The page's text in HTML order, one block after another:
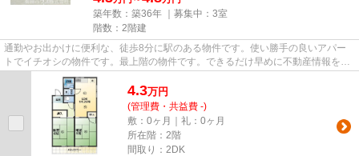
築年数：築36年 ｜募集中： 3室
階数：2階建
通勤やお出かけに便利な、徒歩8分に駅のある物件です。使い勝手の良いアパー
トでイチオシの物件です。最上階の物件です。できるだけ早めに不動産情報を集
めたい方は当社スタッフまでご...
4.3万円
(管理費・共益費 -)
敷：0ヶ月｜礼：0ヶ月
所在階：2階
間取り：2DK